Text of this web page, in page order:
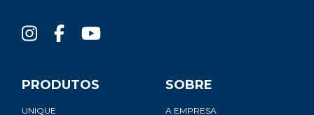
PRODUTOS
UNIQUE
SOBRE
A EMPRESA